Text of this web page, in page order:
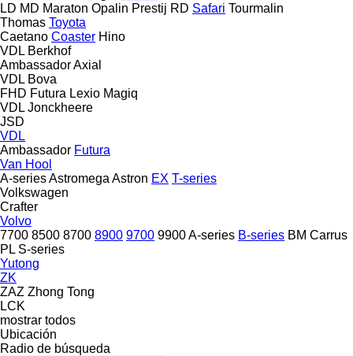
LD MD Maraton Opalin Prestij RD Safari Tourmalin
Thomas Toyota
Caetano Coaster Hino
VDL Berkhof
AmbassadorAxial
VDL Bova
FHD Futura Lexio Magiq
VDL Jonckheere
JSD
VDL
Ambassador Futura
Van Hool
A-seriesAstromega Astron EX T-series
Volkswagen
Crafter
Volvo
7700 8500 8700 8900 9700 9900A-series B-series BM Carrus
PL S-series
Yutong
ZK
ZAZ Zhong Tong
LCK
mostrar todos
Ubicación
Radio de búsqueda